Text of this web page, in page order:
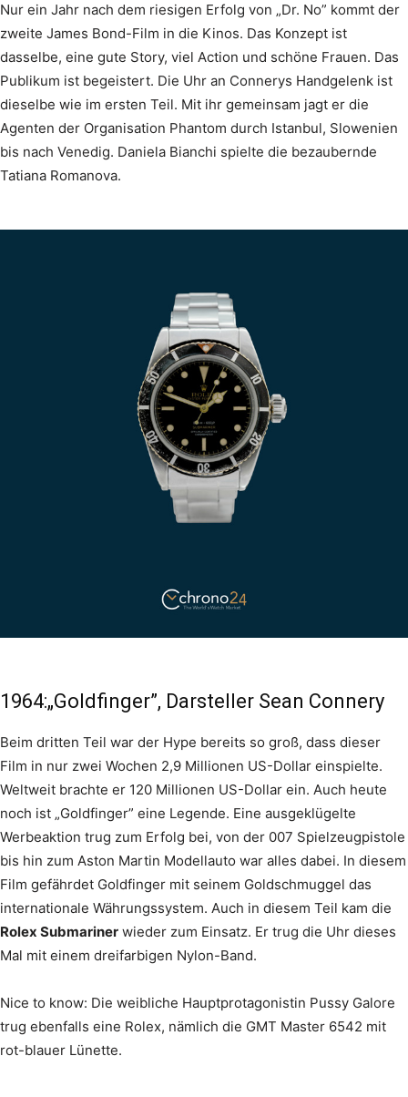
Nur ein Jahr nach dem riesigen Erfolg von „Dr. No” kommt der
zweite James Bond-Film in die Kinos. Das Konzept ist
dasselbe, eine gute Story, viel Action und schöne Frauen. Das
Publikum ist begeistert. Die Uhr an Connerys Handgelenk ist
dieselbe wie im ersten Teil. Mit ihr gemeinsam jagt er die
Agenten der Organisation Phantom durch Istanbul, Slowenien
bis nach Venedig. Daniela Bianchi spielte die bezaubernde
Tatiana Romanova.
1964:„Goldfinger”, Darsteller Sean Connery
Beim dritten Teil war der Hype bereits so groß, dass dieser
Film in nur zwei Wochen 2,9 Millionen US-Dollar einspielte.
Weltweit brachte er 120 Millionen US-Dollar ein. Auch heute
noch ist „Goldfinger” eine Legende. Eine ausgeklügelte
Werbeaktion trug zum Erfolg bei, von der 007 Spielzeugpistole
bis hin zum Aston Martin Modellauto war alles dabei. In diesem
Film gefährdet Goldfinger mit seinem Goldschmuggel das
internationale Währungssystem. Auch in diesem Teil kam die
Rolex Submariner wieder zum Einsatz. Er trug die Uhr dieses
Mal mit einem dreifarbigen Nylon-Band.
Nice to know: Die weibliche Hauptprotagonistin Pussy Galore
trug ebenfalls eine Rolex, nämlich die GMT Master 6542 mit
rot-blauer Lünette.